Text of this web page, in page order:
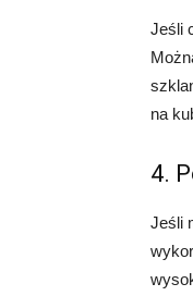
Jeśli
na
4.
Jeśli